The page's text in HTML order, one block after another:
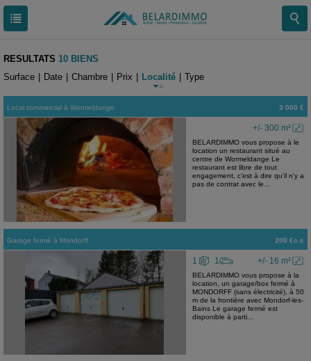
RESULTATS 10 BIENS
Surface
Date Chambre Prix Localité Type
Local commercial à Wormeldange 3 000 €
+/- 300 m²
BELARDIMMO vous propose à le
location un restaurant situé au
centre de Wormeldange Le
restaurant est libre de tout
engagement, c'est à dire qu'il n'y a
pas de contrat avec le...
Garage fermé à Mondorff 200 €c.c
+/- 16 m²
1 1
BELARDIMMO vous propose à la
location, un garage/box fermé à
MONDORFF (sans électricité), à 50
m de la frontière avec Mondorf-les-
Bains Le garage fermé est
disponible à parti...